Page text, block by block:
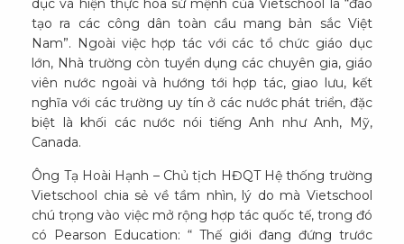
dục và hiện thực hóa sứ mệnh của Vietschool là “đào
tạo ra các công dân toàn cầu mang bản sắc Việt
Nam”. Ngoài việc hợp tác với các tổ chức giáo dục
lớn, Nhà trường còn tuyển dụng các chuyên gia, giáo
viên nước ngoài và hướng tới hợp tác, giao lưu, kết
nghĩa với các trường uy tín ở các nước phát triển, đặc
biệt là khối các nước nói tiếng Anh như Anh, Mỹ,
Canada.
Ông Tạ Hoài Hạnh – Chủ tịch HĐQT Hệ thống trường
Vietschool chia sẻ về tầm nhìn, lý do mà Vietschool
chú trọng vào việc mở rộng hợp tác quốc tế, trong đó
có Pearson Education: “ Thế giới đang đứng trước